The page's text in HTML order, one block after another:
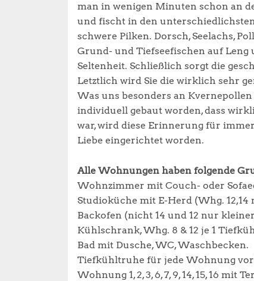
man in wenigen Minuten schon an
und fischt in den
schwere Pilken. Dorsch, Seelachs,
Grund- und Tiefseefischen auf Leng
Seltenheit. Schließlich sorgt die
Letztlich wird Sie die wirklich sehr
Was uns besonders an Kvernepollen
individuell gebaut worden, dass
war, wird diese Erinnerung für
Liebe eingerichtet worden.
Alle Wohnungen haben folgende
Wohnzimmer mit Couch- oder
Studioküche mit E-Herd (Whg. 12,14
Backofen (nicht 14 und 12 nur
Kühlschrank, Whg. 8 & 12 je 1
Bad mit Dusche, WC, Waschbecken.
Tiefkühltruhe für jede Wohnung
Wohnung 1, 2, 3, 6, 7, 9, 14, 15, 16 mit